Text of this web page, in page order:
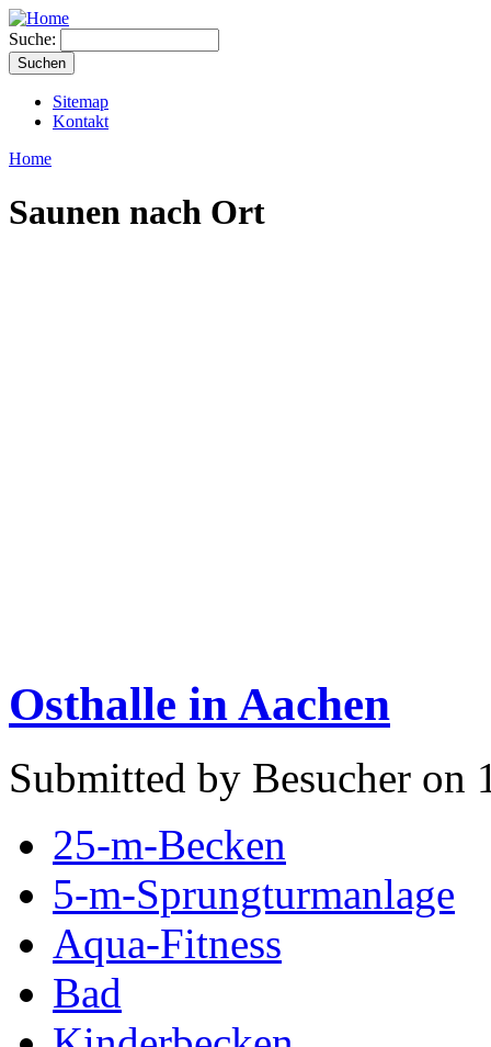
Suche:
Sitemap
Kontakt
Home
Saunen nach Ort
Osthalle in Aachen
Submitted by Besucher on
25-m-Becken
5-m-Sprungturmanlage
Aqua-Fitness
Bad